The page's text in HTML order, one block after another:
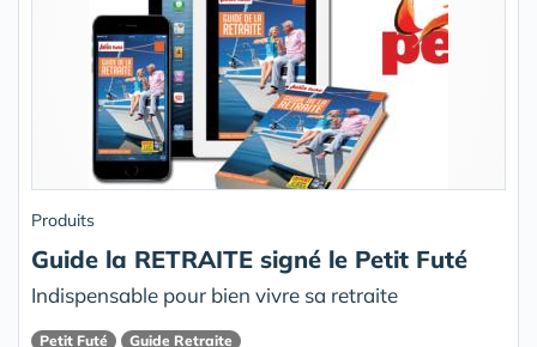
Produits
Guide la RETRAITE signé le Petit Futé
Indispensable pour bien vivre sa retraite
Petit Futé Guide Retraite